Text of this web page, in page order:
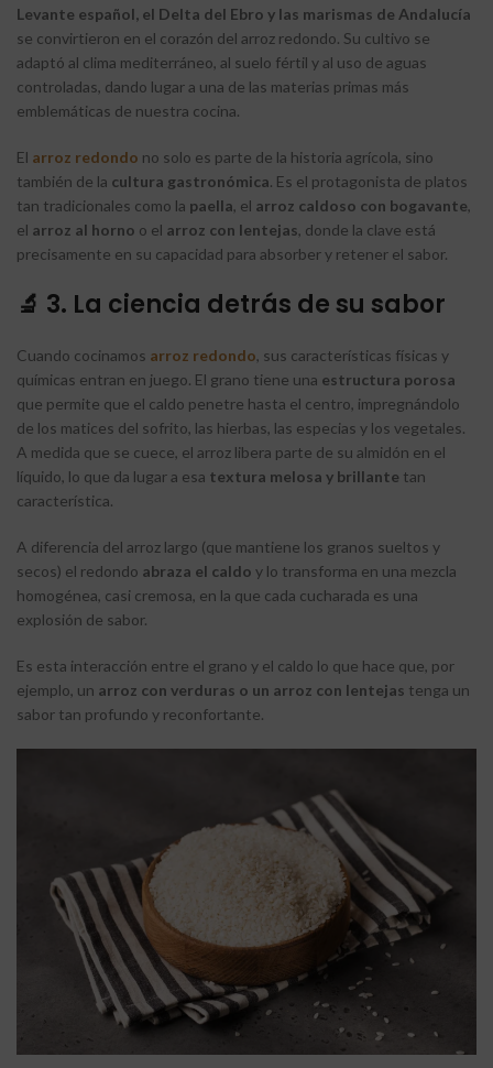
Levante español, el Delta del Ebro y las marismas de Andalucía
se convirtieron en el corazón del arroz redondo. Su cultivo se
adaptó al clima mediterráneo, al suelo fértil y al uso de aguas
controladas, dando lugar a una de las materias primas más
emblemáticas de nuestra cocina.
El arroz redondo no solo es parte de la historia agrícola, sino
también de la cultura gastronómica. Es el protagonista de platos
tan tradicionales como la paella, el arroz caldoso con bogavante,
el arroz al horno o el arroz con lentejas, donde la clave está
precisamente en su capacidad para absorber y retener el sabor.
🔬 3. La ciencia detrás de su sabor
Cuando cocinamos arroz redondo, sus características físicas y
químicas entran en juego. El grano tiene una estructura porosa
que permite que el caldo penetre hasta el centro, impregnándolo
de los matices del sofrito, las hierbas, las especias y los vegetales.
A medida que se cuece, el arroz libera parte de su almidón en el
líquido, lo que da lugar a esa textura melosa y brillante tan
característica.
A diferencia del arroz largo (que mantiene los granos sueltos y
secos) el redondo abraza el caldo y lo transforma en una mezcla
homogénea, casi cremosa, en la que cada cucharada es una
explosión de sabor.
Es esta interacción entre el grano y el caldo lo que hace que, por
ejemplo, un arroz con verduras o un arroz con lentejas tenga un
sabor tan profundo y reconfortante.